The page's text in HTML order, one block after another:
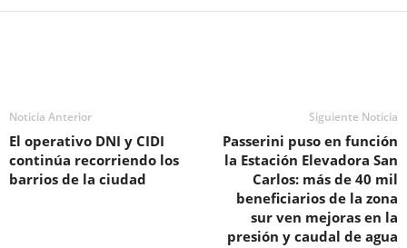
Noticia Anterior
El operativo DNI y CIDI
continúa recorriendo los
barrios de la ciudad
Siguiente Noticia
Passerini puso en función
la Estación Elevadora San
Carlos: más de 40 mil
beneficiarios de la zona
sur ven mejoras en la
presión y caudal de agua